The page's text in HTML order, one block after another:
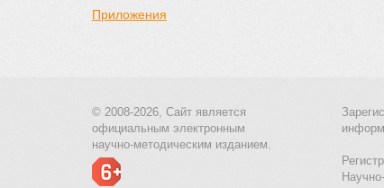
Приложения
© 2008-2026, Сайт является
официальным электронным
научно-методическим изданием.